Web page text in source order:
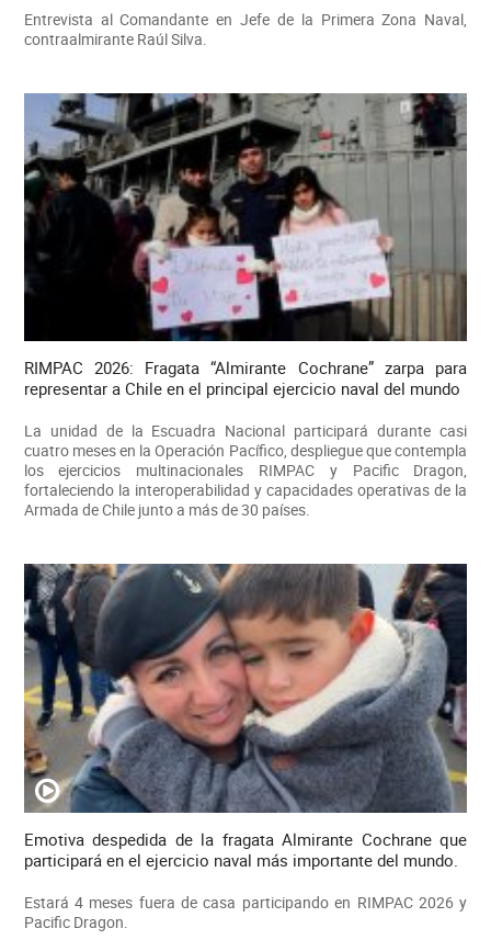
Entrevista al Comandante en Jefe de la Primera Zona Naval,
contraalmirante Raúl Silva.
RIMPAC 2026: Fragata “Almirante Cochrane” zarpa para
representar a Chile en el principal ejercicio naval del mundo
La unidad de la Escuadra Nacional participará durante casi
cuatro meses en la Operación Pacífico, despliegue que contempla
los ejercicios multinacionales RIMPAC y Pacific Dragon,
fortaleciendo la interoperabilidad y capacidades operativas de la
Armada de Chile junto a más de 30 países.
Emotiva despedida de la fragata Almirante Cochrane que
participará en el ejercicio naval más importante del mundo.
Estará 4 meses fuera de casa participando en RIMPAC 2026 y
Pacific Dragon.